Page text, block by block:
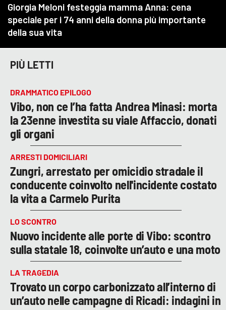
PIÙ LETTI
DRAMMATICO EPILOGO
Vibo, non ce l’ha fatta Andrea Minasi: morta
la 23enne investita su viale Affaccio, donati
gli organi
ARRESTI DOMICILIARI
Zungri, arrestato per omicidio stradale il
conducente coinvolto nell'incidente costato
la vita a Carmelo Purita
LO SCONTRO
Nuovo incidente alle porte di Vibo: scontro
sulla statale 18, coinvolte un’auto e una moto
LA TRAGEDIA
Trovato un corpo carbonizzato all’interno di
un’auto nelle campagne di Ricadi: indagini in